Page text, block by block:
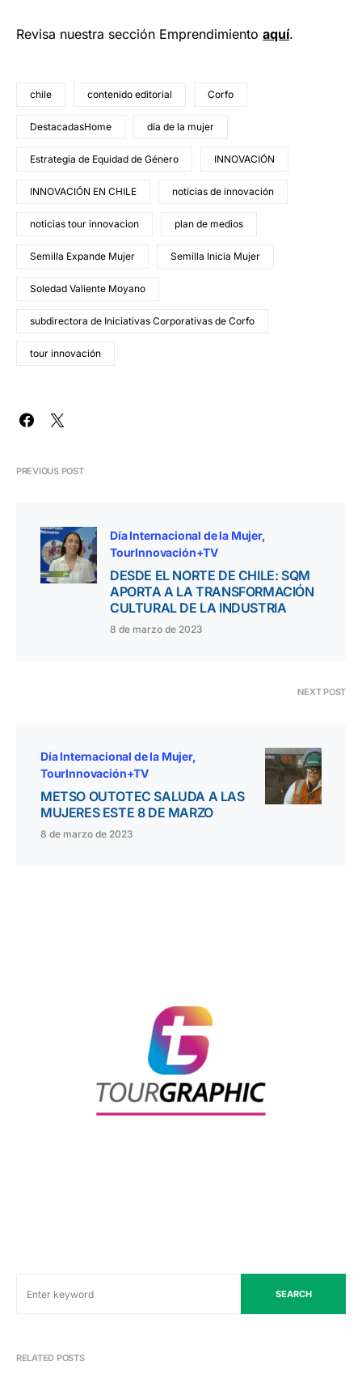
Revisa nuestra sección Emprendimiento aquí.
chile contenido editorial Corfo
DestacadasHome día de la mujer
Estrategia de Equidad de Género INNOVACIÓN
INNOVACIÓN EN CHILE noticias de innovación
noticias tour innovacion plan de medios
Semilla Expande Mujer Semilla Inicia Mujer
Soledad Valiente Moyano
subdirectora de Iniciativas Corporativas de Corfo
tour innovación
PREVIOUS POST
Día Internacional de la Mujer
TourInnovación+TV
DESDE EL NORTE DE CHILE: SQM
APORTA A LA TRANSFORMACIÓN
CULTURAL DE LA INDUSTRIA
8 de marzo de 2023
NEXT POST
Día Internacional de la Mujer
TourInnovación+TV
METSO OUTOTEC SALUDA A LAS
MUJERES ESTE 8 DE MARZO
8 de marzo de 2023
SEARCH
RELATED POSTS